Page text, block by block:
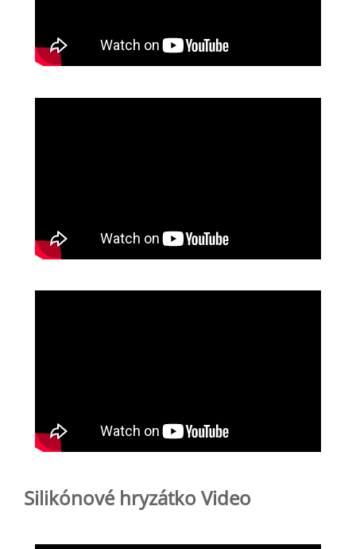
Silikónové hryzátko Video